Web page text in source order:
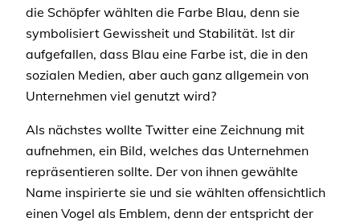
die Schöpfer wählten die Farbe Blau, denn sie
symbolisiert Gewissheit und Stabilität. Ist dir
aufgefallen, dass Blau eine Farbe ist, die in den
sozialen Medien, aber auch ganz allgemein von
Unternehmen viel genutzt wird?
Als nächstes wollte Twitter eine Zeichnung mit
aufnehmen, ein Bild, welches das Unternehmen
repräsentieren sollte. Der von ihnen gewählte
Name inspirierte sie und sie wählten offensichtlich
einen Vogel als Emblem, denn der entspricht der